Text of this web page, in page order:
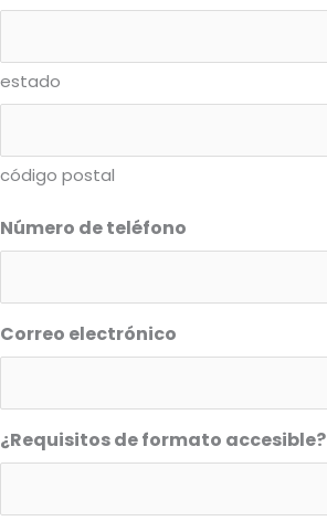
estado
código postal
Número de teléfono
Correo electrónico
¿Requisitos de formato accesible?